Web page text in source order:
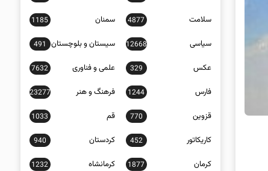
سلامت 4877 سمنان 1185
سیاسی 12668 سیستان و بلوچستان 491
عکس 329 علمی و فناوری 7632
فارس 1244 فرهنگ و هنر 23277
قزوین 770 قم 1033
کاریکاتور 452 کردستان 940
کرمان 1877 کرمانشاه 1232